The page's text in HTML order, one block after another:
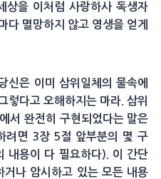
상을 이처럼 사랑하사 독생자
다 멸망하지 않고 영생을 얻게
은 이미 삼위일체의 물속에
렇다고 오해하지는 마라. 삼위
서 완전히 구현되었다는 말은
려면 3장 5절 앞부분의 몇 구
내용이 다 필요하다). 이 간단
거나 암시하고 있는 모든 내용